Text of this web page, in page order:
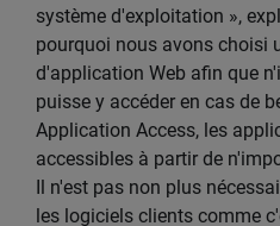
système d'exploitation »,
pourquoi nous avons choisi
d'application Web afin que
puisse y accéder en cas de
Application Access, les
accessibles à partir de
Il n'est pas non plus
les logiciels clients comme